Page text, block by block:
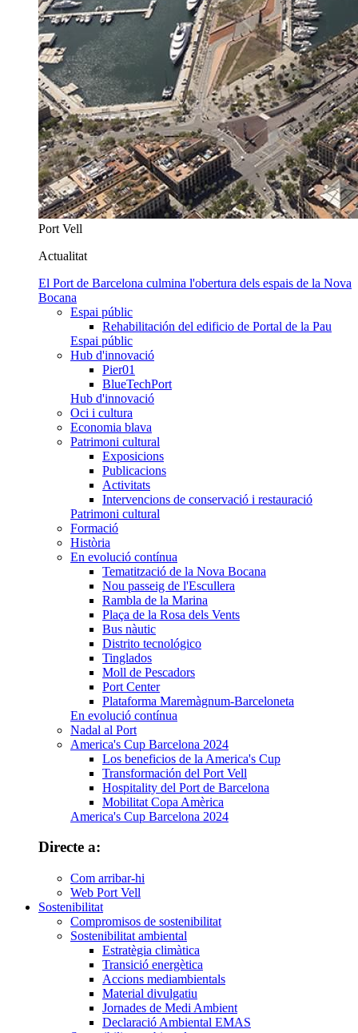
Port Vell
Actualitat
El Port de Barcelona culmina l'obertura dels espais de la Nova
Bocana
Espai públic
Rehabilitación del edificio de Portal de la Pau
Espai públic
Hub d'innovació
Pier01
BlueTechPort
Hub d'innovació
Oci i cultura
Economia blava
Patrimoni cultural
Exposicions
Publicacions
Activitats
Intervencions de conservació i restauració
Patrimoni cultural
Formació
Història
En evolució contínua
Tematització de la Nova Bocana
Nou passeig de l'Escullera
Rambla de la Marina
Plaça de la Rosa dels Vents
Bus nàutic
Distrito tecnológico
Tinglados
Moll de Pescadors
Port Center
Plataforma Maremàgnum-Barceloneta
En evolució contínua
Nadal al Port
America's Cup Barcelona 2024
Los beneficios de la America's Cup
Transformación del Port Vell
Hospitality del Port de Barcelona
Mobilitat Copa Amèrica
America's Cup Barcelona 2024
Directe a:
Com arribar-hi
Web Port Vell
Sostenibilitat
Compromisos de sostenibilitat
Sostenibilitat ambiental
Estratègia climàtica
Transició energètica
Accions mediambientals
Material divulgatiu
Jornades de Medi Ambient
Declaració Ambiental EMAS